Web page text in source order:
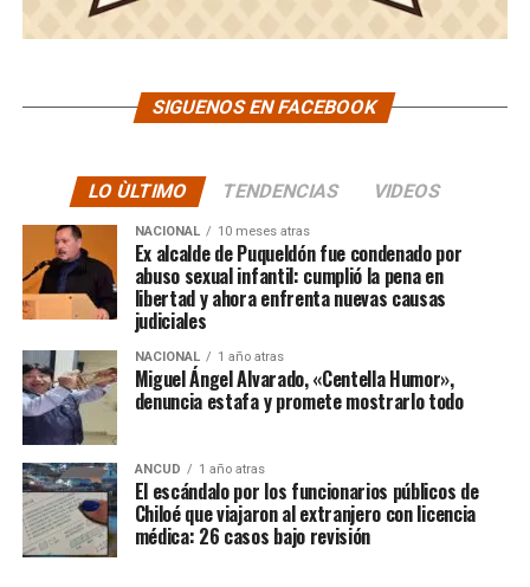
SIGUENOS EN FACEBOOK
LO ÙLTIMO TENDENCIAS VIDEOS
NACIONAL 10 meses atras
Ex alcalde de Puqueldón fue condenado por
abuso sexual infantil: cumplió la pena en
libertad y ahora enfrenta nuevas causas
judiciales
NACIONAL 1 año atras
Miguel Ángel Alvarado, «Centella Humor»,
denuncia estafa y promete mostrarlo todo
ANCUD 1 año atras
El escándalo por los funcionarios públicos de
Chiloé que viajaron al extranjero con licencia
médica: 26 casos bajo revisión